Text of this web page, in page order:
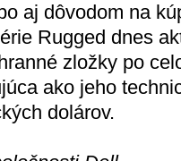
aj dôvodom na
Rugged dnes
zložky po
ako jeho
dolárov.